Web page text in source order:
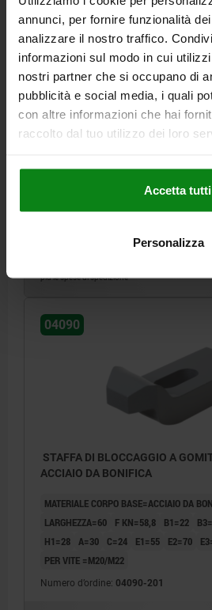
annunci, per fornire funzionalità
analizzare il nostro traffico.
informazioni sul modo in cui
nostri partner che si occupano di
pubblicità e social media, i quali
con altre informazioni che hai
raccolto dal tuo utilizzo dei loro
Accetta tutti
Personalizza
STAFFA DI BLOCCAGGIO A
MATERIALE CORPO BASE=ACCIAIO DA
H1=28 A=30 C=24 E1=55 E2=55
Numero d’ordine:04090-20
più le spese di spedizione
04090
STAFFA DI BLOCCAGGIO A
ACCIAIO DA BONIFICA
MATERIALE CORPO BASE=ACCIAIO DA
LARGHEZZA=60
F KN=58,8 B1=22
H1=28 A=30 C=24 E1=55 E2=70
PER VITE =M20/M22
Numero d’ordine: 04090-201